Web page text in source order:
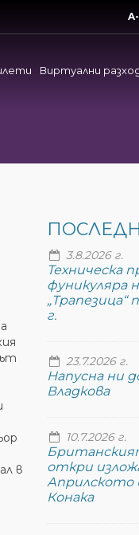
A-
Виртуални
в
3.8.2026 г.
Техническа
фуникуляра
„Трапезица“
г.
23.7.2026 г.
Напусна ни
Владкова
10.7.2026 г.
откри
Априлското
Конака